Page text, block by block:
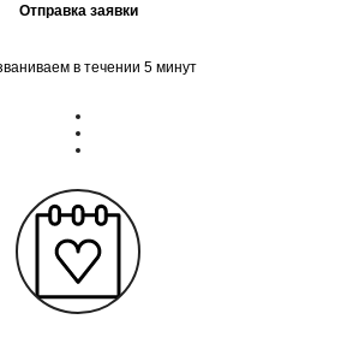
Отправка заявки
в течении 5 минут